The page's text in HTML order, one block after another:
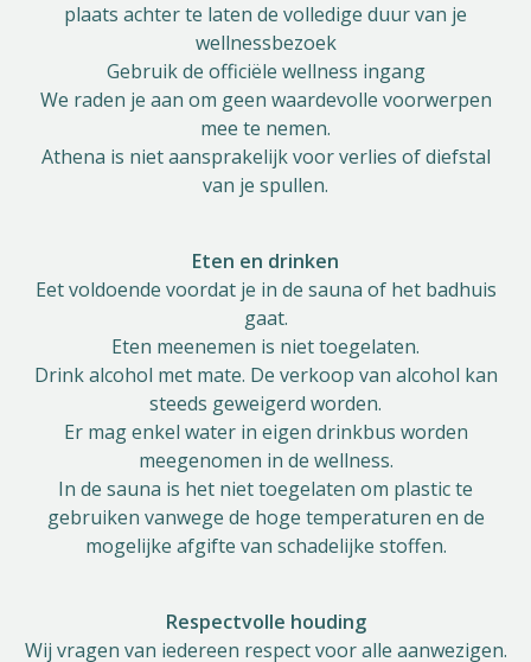
plaats achter te laten de volledige duur van je
wellnessbezoek
Gebruik de officiële wellness ingang
We raden je aan om geen waardevolle voorwerpen
mee te nemen.
Athena is niet aansprakelijk voor verlies of diefstal
van je spullen.
Eten en drinken
Eet voldoende voordat je in de sauna of het badhuis
gaat.
Eten meenemen is niet toegelaten.
Drink alcohol met mate. De verkoop van alcohol kan
steeds geweigerd worden.
Er mag enkel water in eigen drinkbus worden
meegenomen in de wellness.
In de sauna is het niet toegelaten om plastic te
gebruiken vanwege de hoge temperaturen en de
mogelijke afgifte van schadelijke stoffen.
Respectvolle houding
Wij vragen van iedereen respect voor alle aanwezigen.